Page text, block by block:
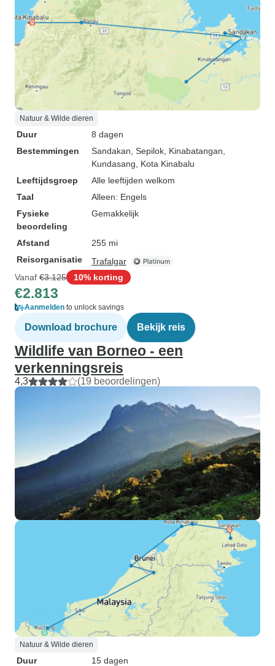
Natuur & Wilde dieren
Duur
8 dagen
Bestemmingen
Sandakan , Sepilok , Kinabatangan
Kundasang , Kota Kinabalu
Leeftijdsgroep
Alle leeftijden welkom
Taal
Alleen: Engels
Fysieke
beoordeling
Gemakkelijk
Afstand
255 mi
Reisorganisatie
Trafalgar
Vanaf €3.125 10% korting
€2.813
Aanmelden to unlock savings
Download brochure Bekijk reis
Wildlife van Borneo - een
verkenningsreis
4,3 (19 beoordelingen)
Natuur & Wilde dieren
Duur
15 dagen